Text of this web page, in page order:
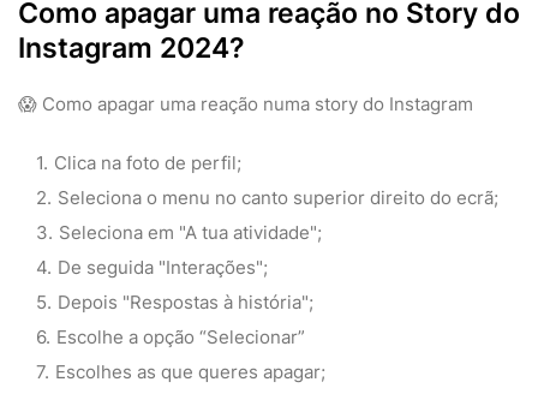
Como apagar uma reação no Story do
Instagram 2024?
😱 Como apagar uma reação numa story do Instagram
Clica na foto de perfil;
Seleciona o menu no canto superior direito do ecrã;
Seleciona em "A tua atividade";
De seguida "Interações";
Depois "Respostas à história";
Escolhe a opção “Selecionar”
Escolhes as que queres apagar;